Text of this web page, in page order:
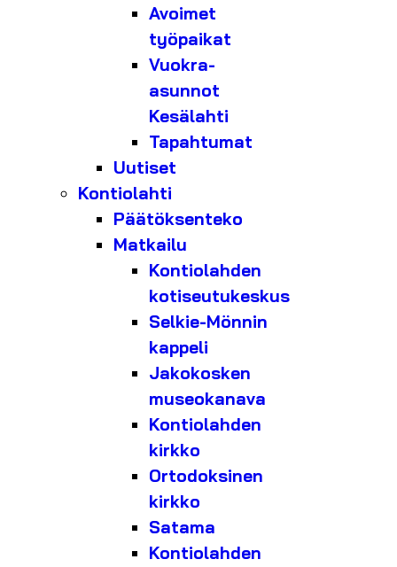
Avoimet
työpaikat
Vuokra-
asunnot
Kesälahti
Tapahtumat
Uutiset
Kontiolahti
Päätöksenteko
Matkailu
Kontiolahden
kotiseutukeskus
Selkie-Mönnin
kappeli
Jakokosken
museokanava
Kontiolahden
kirkko
Ortodoksinen
kirkko
Satama
Kontiolahden